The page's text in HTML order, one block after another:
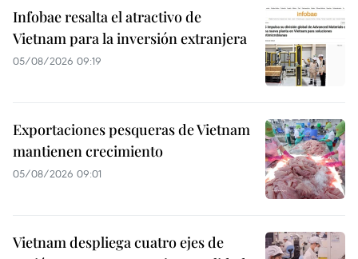
Infobae resalta el atractivo de
Vietnam para la inversión extranjera
05/08/2026 09:19
Exportaciones pesqueras de Vietnam
mantienen crecimiento
05/08/2026 09:01
Vietnam despliega cuatro ejes de